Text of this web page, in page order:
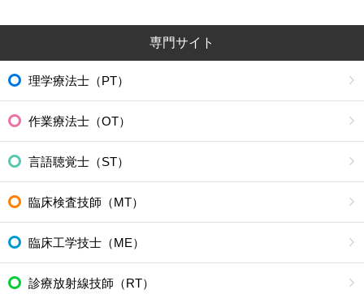
専門サイト
理学療法士（PT）
作業療法士（OT）
言語聴覚士（ST）
臨床検査技師（MT）
臨床工学技士（ME）
診療放射線技師（RT）